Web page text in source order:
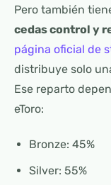
Pero también
cedas control y
página oficial de
distribuye solo
Ese reparto
eToro:
Bronze: 45%
Silver: 55%